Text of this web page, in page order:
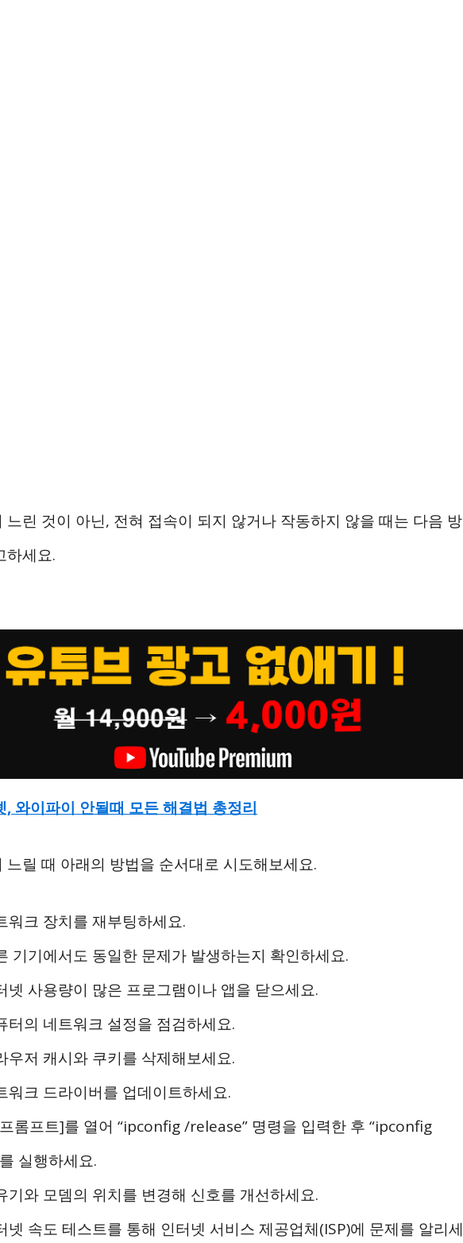
느린 것이 아닌, 전혀 접속이 되지 않거나 작동하지 않을 때는 다음 방
하세요.
와이파이 안될때 모든 해결법 총정리
느릴 때 아래의 방법을 순서대로 시도해보세요.
크 장치를 재부팅하세요.
기기에서도 동일한 문제가 발생하는지 확인하세요.
사용량이 많은 프로그램이나 앱을 닫으세요.
의 네트워크 설정을 점검하세요.
저 캐시와 쿠키를 삭제해보세요.
크 드라이버를 업데이트하세요.
롬프트]를 열어 “ipconfig /release” 명령을 입력한 후 “ipconfig
실행하세요.
와 모뎀의 위치를 변경해 신호를 개선하세요.
속도 테스트를 통해 인터넷 서비스 제공업체(ISP)에 문제를 알리세